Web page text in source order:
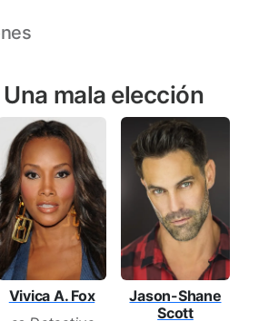
mala elección
Vivica A. Fox
Jason-Shane
Scott